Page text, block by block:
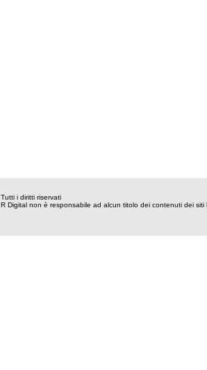
Tutti i diritti riservati
R Digital non è responsabile ad alcun titolo dei contenuti dei siti